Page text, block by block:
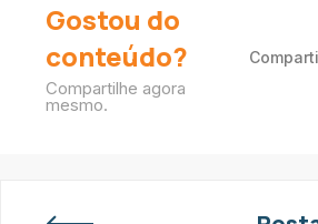
Gostou do
conteúdo?
Compartilhe agora
mesmo.